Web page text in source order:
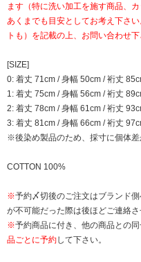
ます（特に洗い加工を施す商品、
あくまでも目安としてお考え下さ
トも）を記載の上、お問い合わせ下
[SIZE]
0: 着丈 71cm / 身幅 50cm / 裄丈
1: 着丈 75cm / 身幅 56cm / 裄丈
2: 着丈 78cm / 身幅 61cm / 裄丈
3: 着丈 81cm / 身幅 66cm / 裄丈
※後染め製品のため、採寸に個体差
COTTON 100%
※予約〆切後のご注文はブランド
が不可能だった際は後ほどご連絡さ
※予約商品に付き、他の商品との
品ごとに予約して下さい。